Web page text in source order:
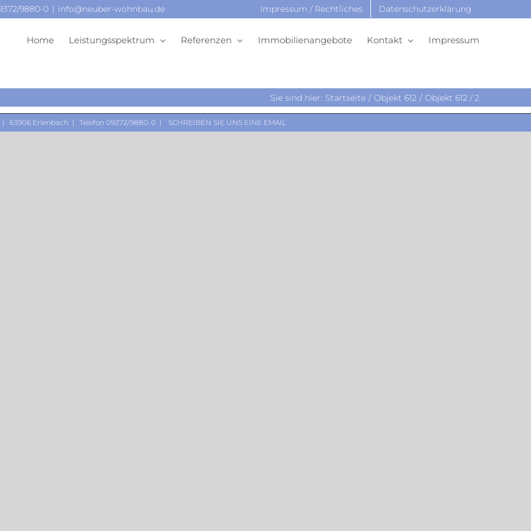
9880-0 | info@neuber-wohnbau.de Impressum / Rechtliches Datenschutzerklärung
Home Leistungsspektrum Referenzen Immobilienangebote Kontakt Impressum
Sie sind hier: Startseite Objekt 612 Objekt 612 / 2
63906 Erlenbach | Telefon 09372/9880-0 | SCHREIBEN SIE UNS EINE EMAIL